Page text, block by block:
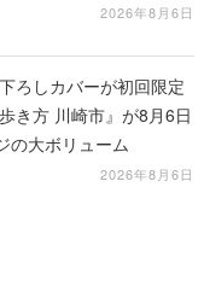
2026年8月6日
ろしカバーが初回限定
き方 川崎市』が8月6日
の大ボリューム
2026年8月6日